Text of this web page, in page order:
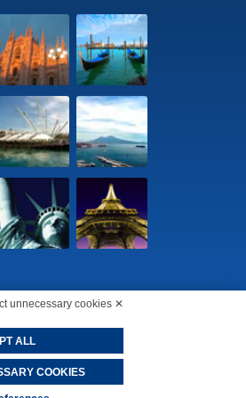
unnecessary cookies ✕
ALL
COOKIES